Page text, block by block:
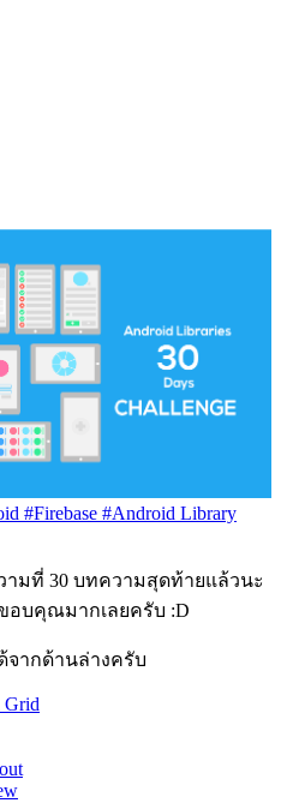
#Firebase #Android Library
มที่ 30 บทความสุดท้ายแล้วนะ
อบคุณมากเลยครับ :D
ากด้านล่างครับ
Grid